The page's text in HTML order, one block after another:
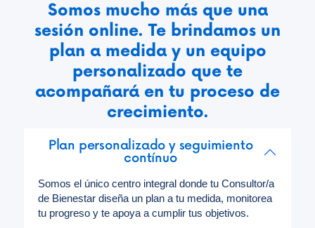
Somos mucho más que una
sesión online. Te brindamos un
plan a medida y un equipo
personalizado que te
acompañará en tu proceso de
crecimiento.
Plan personalizado y seguimiento
contínuo
Somos el único centro integral donde tu Consultor/a
de Bienestar diseña un plan a tu medida, monitorea
tu progreso y te apoya a cumplir tus objetivos.